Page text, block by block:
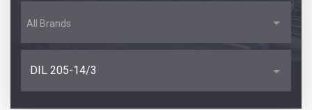
All Brands
DIL 205-14/3